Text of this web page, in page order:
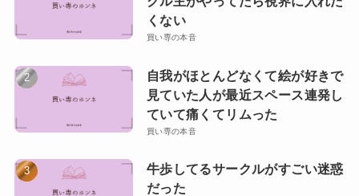
くない
買い専の本音
自我がほとんどなくて絵が好きで
見ていた人が最近スペース連発し
ていて痛くてリムった
買い専の本音
牛歩してるサークルがすごい迷惑
だった